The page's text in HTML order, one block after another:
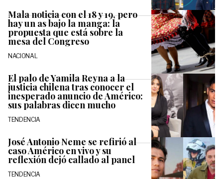
Mala noticia con el 18 y 19, pero
hay un as bajo la manga: la
propuesta que está sobre la
mesa del Congreso
NACIONAL
El palo de Yamila Reyna a la
justicia chilena tras conocer el
inesperado anuncio de Américo:
sus palabras dicen mucho
TENDENCIA
José Antonio Neme se refirió al
caso Américo en vivo y su
reflexión dejó callado al panel
TENDENCIA